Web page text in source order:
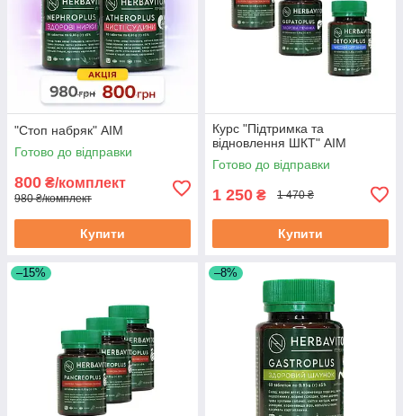
"Стоп набряк" АІМ
Готово до відправки
800 ₴/комплект
980 ₴/комплект
Купити
Курс "Підтримка та
відновлення ШКТ" АІМ
Готово до відправки
1 250 ₴ 1 470 ₴
Купити
–15% –8%